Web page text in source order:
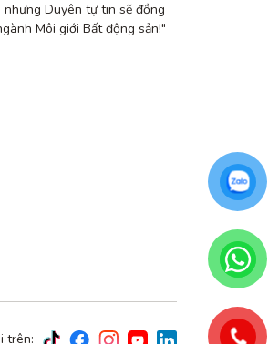
Duyên tự tin sẽ đồng
Môi giới Bất động sản!"
trên: